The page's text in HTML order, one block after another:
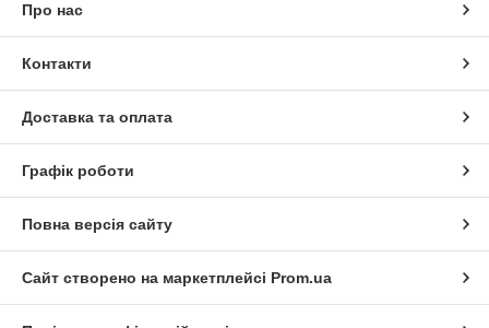
Про нас
Контакти
Доставка та оплата
Графік роботи
Повна версія сайту
Сайт створено на маркетплейсі Prom.ua